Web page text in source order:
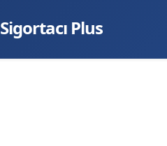
Sigortacı Plus